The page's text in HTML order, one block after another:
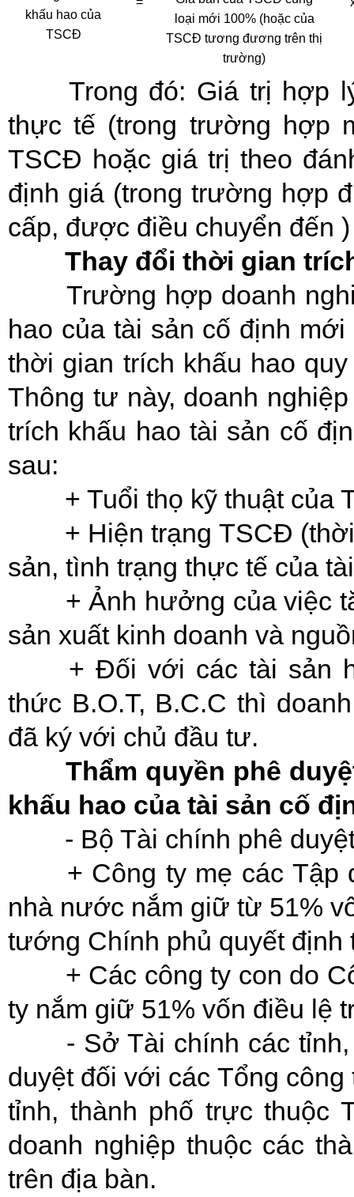
khấu hao của
TSCĐ
loại mới 100% (hoặc của
TSCĐ tương đương trên thị
trường)
Trong đó: Giá trị hợp
thực tế (trong trường hợp
TSCĐ hoặc giá trị theo
định giá (trong trường hợp
cấp, được điều chuyển đến
Thay đổi thời gian
Trường hợp doanh
hao của tài sản cố định
thời gian trích khấu hao
Thông tư này, doanh
trích khấu hao tài sản cố
sau:
+ Tuổi thọ kỹ thuật của
+ Hiện trạng TSCĐ
sản, tình trạng thực tế của
+ Ảnh hưởng của việc
sản xuất kinh doanh và
+ Đối với các tài sản
thức B.O.T, B.C.C thì
đã ký với chủ đầu tư.
Thẩm quyền phê
khấu hao của tài sản cố
- Bộ Tài chính phê
+ Công ty mẹ các Tập
nhà nước nắm giữ từ 51%
tướng Chính phủ quyết định
+ Các công ty con do
ty nắm giữ 51% vốn điều lệ
- Sở Tài chính các
duyệt đối với các Tổng
tỉnh, thành phố trực thuộc
doanh nghiệp thuộc các
trên địa bàn.